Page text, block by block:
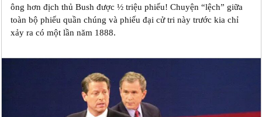
ông hơn địch thủ Bush được ½ triệu phiếu! Chuyện “lệch” giữa
toàn bộ phiếu quần chúng và phiếu đại cử tri này trước kia chỉ
xảy ra có một lần năm 1888.